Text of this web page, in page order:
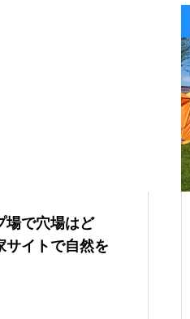
場で穴場はど
サイトで自然を